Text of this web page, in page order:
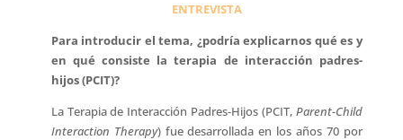
ENTREVISTA
Para introducir el tema, ¿podría explicarnos qué es y
en qué consiste la terapia de interacción padres-
hijos (PCIT)?
La Terapia de Interacción Padres-Hijos (PCIT, Parent-Child
Interaction Therapy) fue desarrollada en los años 70 por